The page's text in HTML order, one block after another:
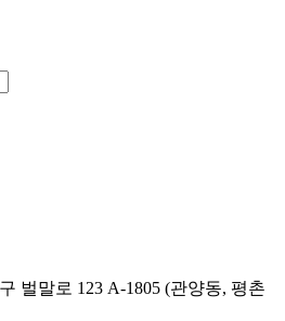
벌말로 123 A-1805 (관양동, 평촌